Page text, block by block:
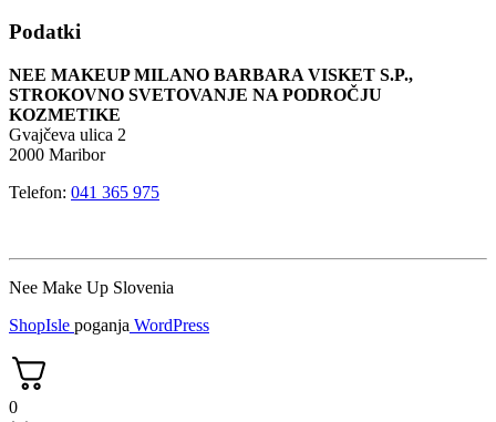
Podatki
NEE MAKEUP MILANO BARBARA VISKET S.P.,
STROKOVNO SVETOVANJE NA PODROČJU
KOZMETIKE
Gvajčeva ulica 2
2000 Maribor
Telefon: 041 365 975
Nee Make Up Slovenia
ShopIsle poganja WordPress
0